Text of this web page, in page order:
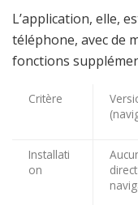
L’application, elle,
téléphone, avec de
fonctions
Critère
Installati
on